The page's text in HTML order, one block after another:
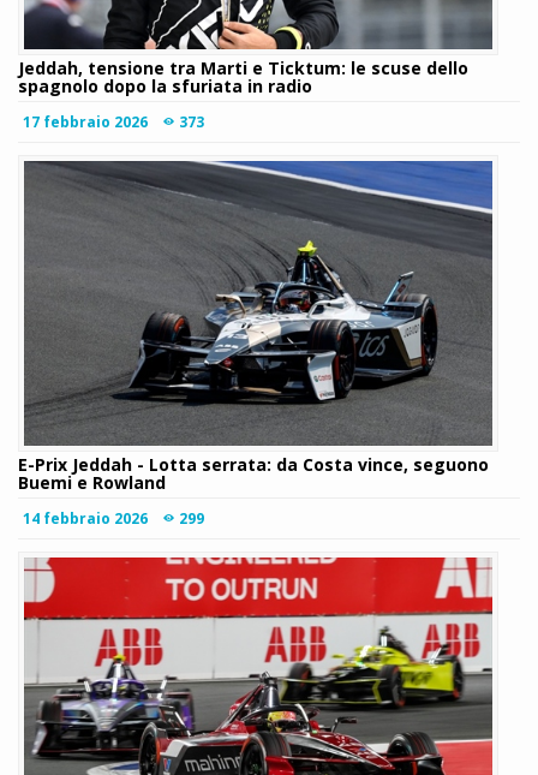
Jeddah, tensione tra Marti e Ticktum: le scuse dello
spagnolo dopo la sfuriata in radio
17 febbraio 2026 373
E-Prix Jeddah - Lotta serrata: da Costa vince, seguono
Buemi e Rowland
14 febbraio 2026 299